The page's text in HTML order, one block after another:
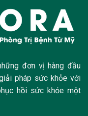
đơn vị hàng đầu
pháp sức khỏe với
hồi sức khỏe một